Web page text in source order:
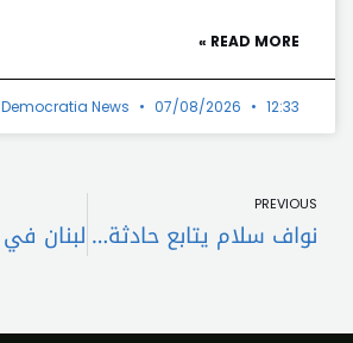
READ MORE »
Democratia News 07/08/2026 12:33 م
PREVIOUS
نواف سلام يتابع حادثة حافلة المعتمرين اللبنانيين في درعا ويوجّه بتأمين الرعاية للجرحى